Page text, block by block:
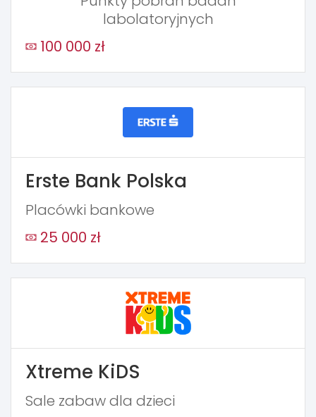
labolatoryjnych
100 000 zł
Erste Bank Polska
Placówki bankowe
25 000 zł
Xtreme KiDS
Sale zabaw dla dzieci